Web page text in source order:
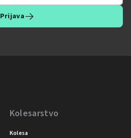
Prijava
Kolesarstvo
Kolesa